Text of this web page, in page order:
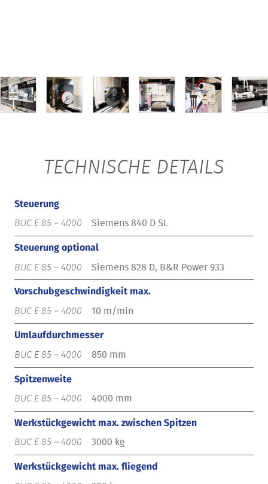
TECHNISCHE DETAILS
Steuerung
Siemens 840 D SL
Steuerung optional
Siemens 828 D, B&R Power 933
Vorschubgeschwindigkeit max.
10 m/min
Umlaufdurchmesser
850 mm
Spitzenweite
4000 mm
Werkstückgewicht max. zwischen Spitzen
3000 kg
Werkstückgewicht max. fliegend